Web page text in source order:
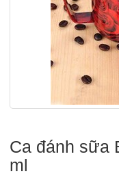
Ca đánh sữa
ml